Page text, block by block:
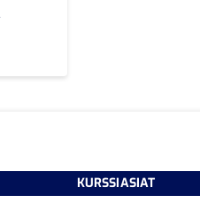
KURSSIASIAT